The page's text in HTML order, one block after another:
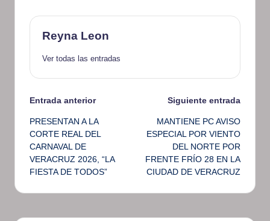
Reyna Leon
Ver todas las entradas
Navegación
de
entradas
Entrada anterior
PRESENTAN A LA
CORTE REAL DEL
CARNAVAL DE
VERACRUZ 2026, “LA
FIESTA DE TODOS”
Siguiente entrada
MANTIENE PC AVISO
ESPECIAL POR VIENTO
DEL NORTE POR
FRENTE FRÍO 28 EN LA
CIUDAD DE VERACRUZ